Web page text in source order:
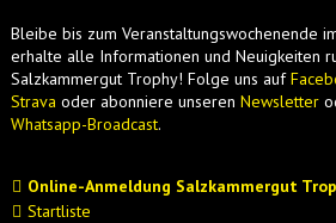
Bleibe bis zum Veranstaltungswochenende
erhalte alle Informationen und Neuigkeiten
Salzkammergut Trophy! Folge uns auf
Strava oder abonniere unseren Newsletter
Whatsapp-Broadcast.
Online-Anmeldung Salzkammergut
Startliste